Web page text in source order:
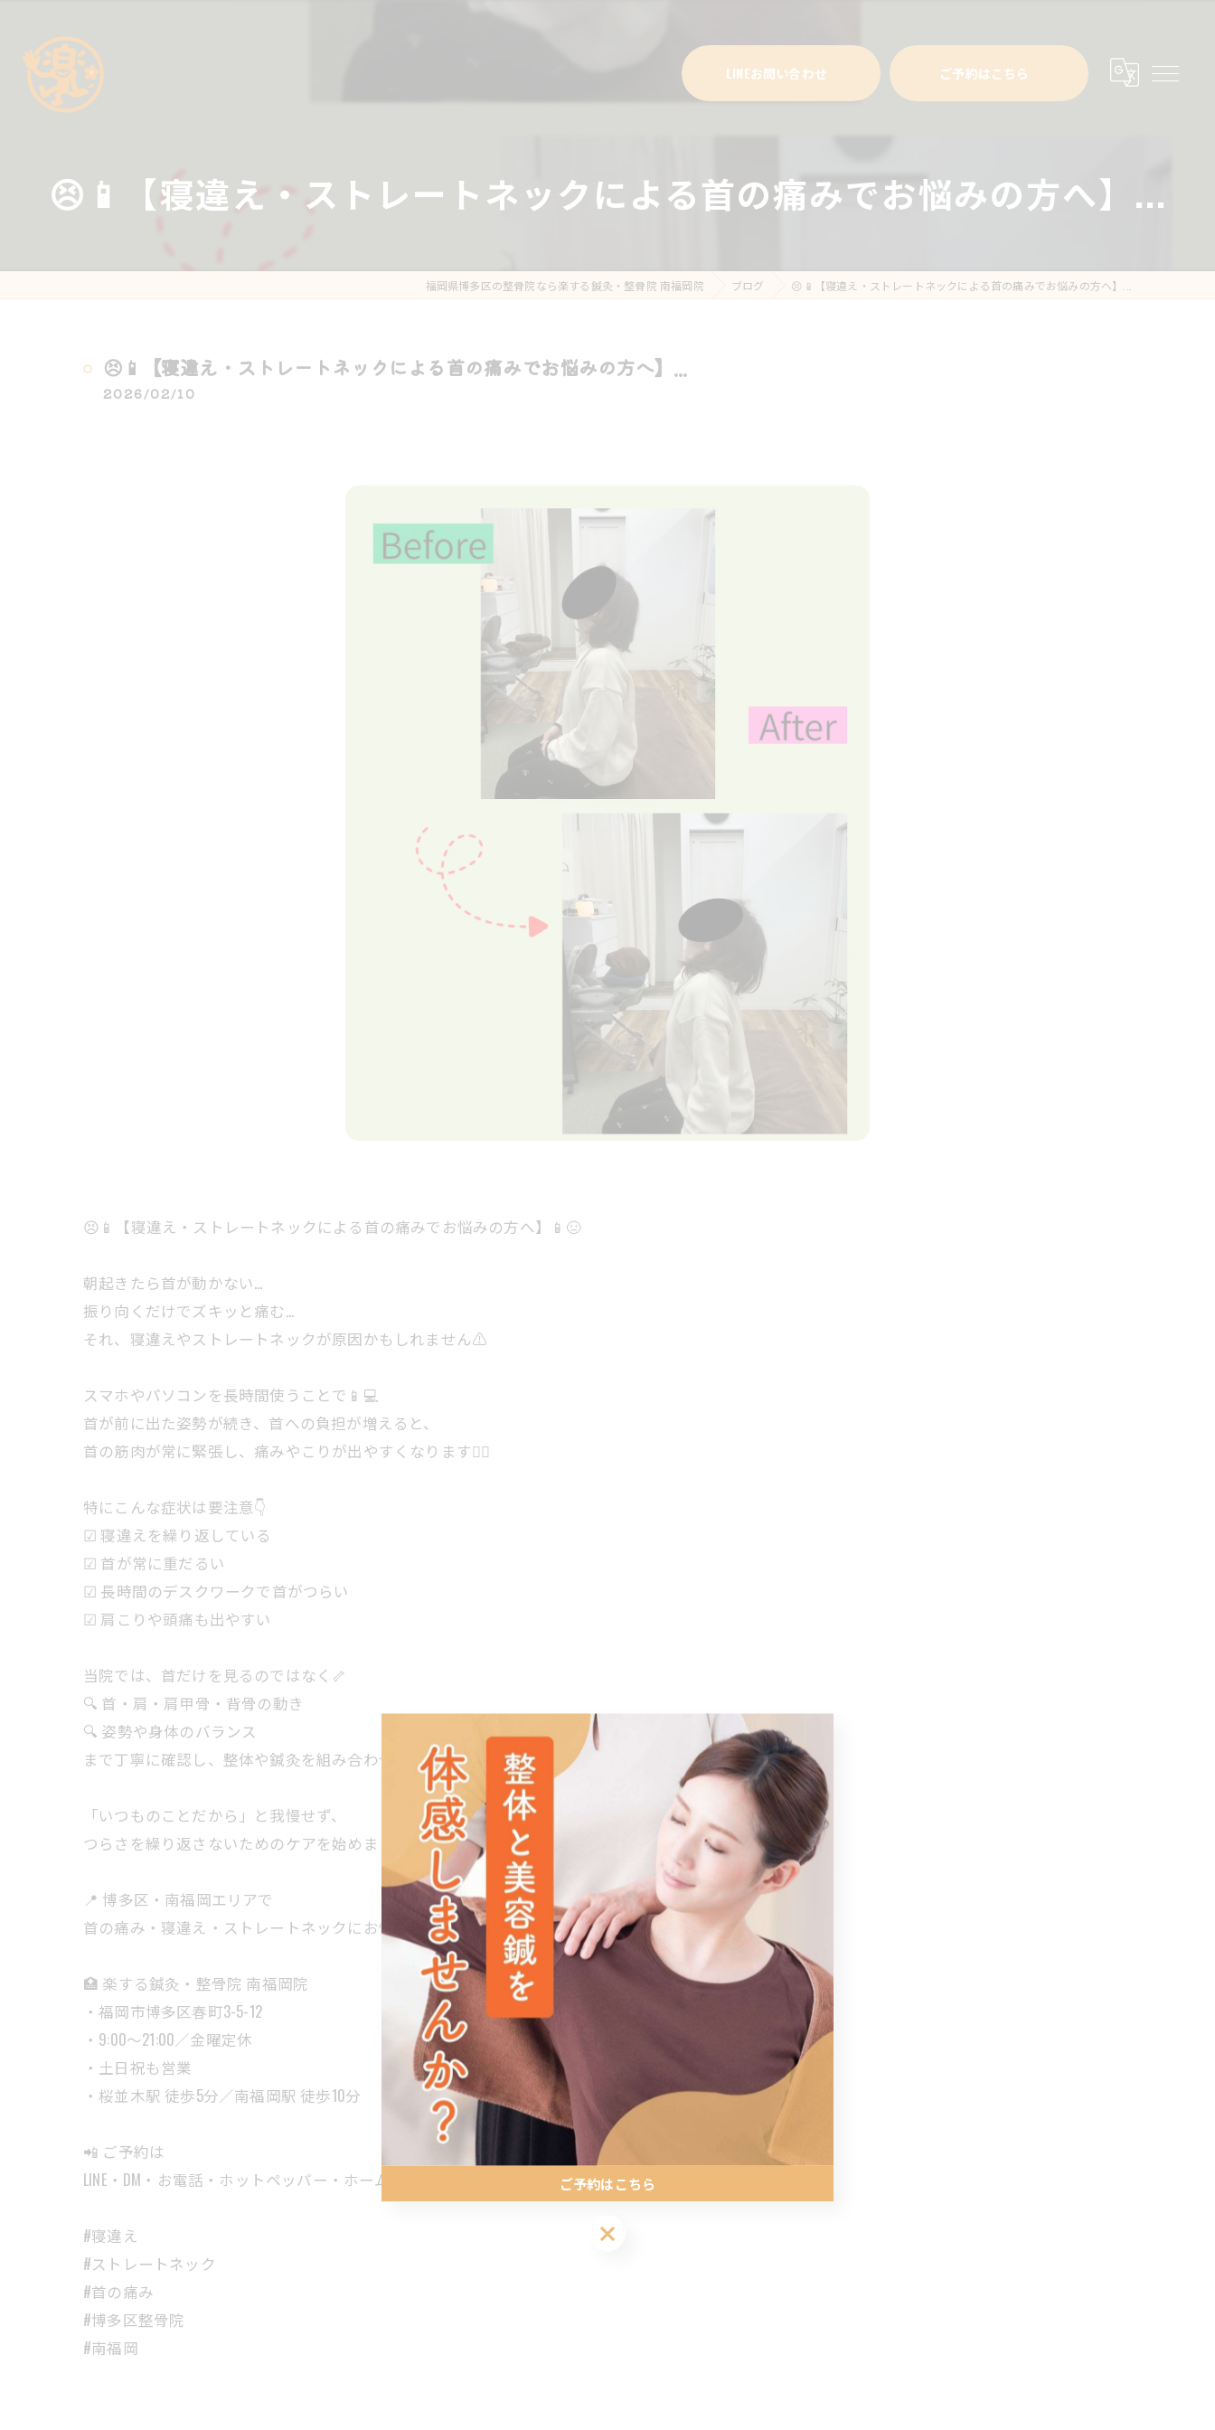
LINEお問い合わせ ご予約はこちら
😣📱【寝違え・ストレートネックによる首の痛みでお悩みの方へ】...
福岡県博多区の整骨院なら楽する鍼灸・整骨院 南福岡院 ブログ 😣📱【寝違え・ストレートネックによる首の痛みでお悩みの方へ】...
😣📱【寝違え・ストレートネックによる首の痛みでお悩みの方へ】...
2026/02/10
😣📱【寝違え・ストレートネックによる首の痛みでお悩みの方へ】📱😣
朝起きたら首が動かない…
振り向くだけでズキッと痛む…
それ、寝違えやストレートネックが原因かもしれません⚠️
スマホやパソコンを長時間使うことで📱💻
首が前に出た姿勢が続き、首への負担が増えると、
首の筋肉が常に緊張し、痛みやこりが出やすくなります😵‍💫
特にこんな症状は要注意👇
☑ 寝違えを繰り返している
☑ 首が常に重だるい
☑ 長時間のデスクワークで首がつらい
☑ 肩こりや頭痛も出やすい
当院では、首だけを見るのではなく🦴
🔍 首・肩・肩甲骨・背骨の動き
🔍 姿勢や身体のバランス
まで丁寧に確認し、整体や鍼灸を組み合わせた施術で、首にかかる負担を軽減していきます✨
「いつものことだから」と我慢せず、
つらさを繰り返さないためのケアを始めましょう😊🌿
📍 博多区・南福岡エリアで
首の痛み・寝違え・ストレートネックにお悩みの方は、お気軽にご相談ください📩📞
🏥 楽する鍼灸・整骨院 南福岡院
・福岡市博多区春町3-5-12
・9:00〜21:00／金曜定休
・土日祝も営業
・桜並木駅 徒歩5分／南福岡駅 徒歩10分
📲 ご予約は
LINE・DM・お電話・ホットペッパー・ホームページより受付中
#寝違え
#ストレートネック
#首の痛み
#博多区整骨院
#南福岡
ご予約はこちら
ご予約はこちら